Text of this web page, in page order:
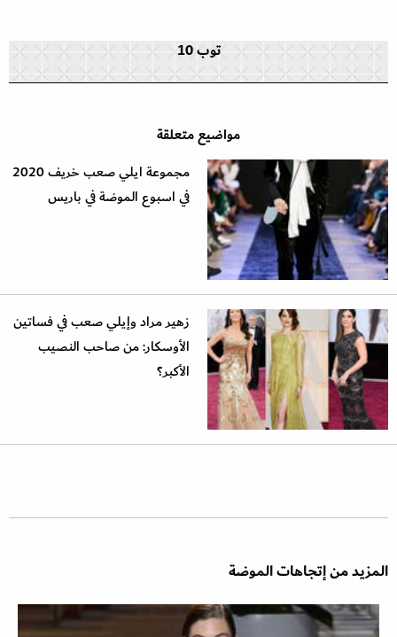
توب 10
مواضيع متعلقة
مجموعة ايلي صعب خريف 2020
في اسبوع الموضة في باريس
زهير مراد وإيلي صعب في فساتين
الأوسكار: من صاحب النصيب
الأكبر؟
المزيد من إتجاهات الموضة